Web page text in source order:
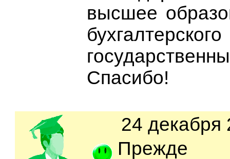
высшее
Спасибо!
24 декабря
Прежде